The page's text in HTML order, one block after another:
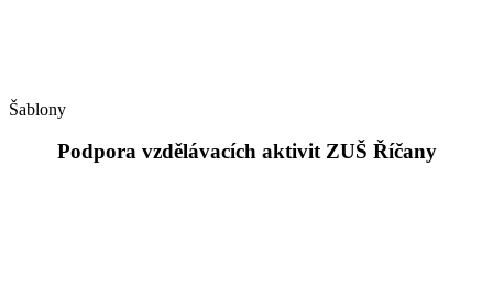
Šablony
Podpora vzdělávacích aktivit ZUŠ Říčany